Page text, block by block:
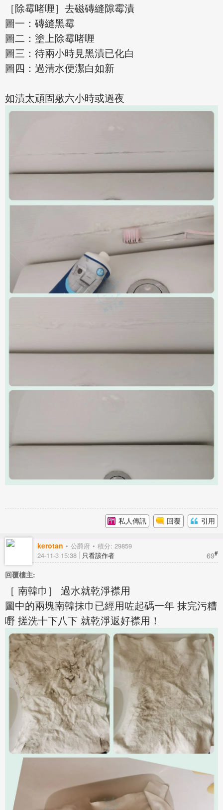
［除霉啫喱］去磁磚縫隙霉漬
圖一：磚縫黑霉
圖二：塗上除霉啫喱
圖三：待兩小時見黑漬已化白
圖四：過清水便潔白如新
如漬太頑固敷六小時或過夜
私人傳訊 回覆 引用
kerotan 公爵府 積分: 29859
69#
24-11-3 15:38 只看該作者
回覆樓主:
［ 南韓巾］ 過水就乾淨襟用
圖中的兩塊南韓抹巾已經用咗起碼一年 抹完污糟
嘢 搓洗十下八下 就乾淨返好襟用！